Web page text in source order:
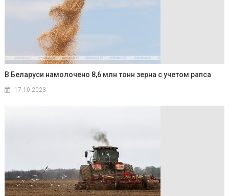
В Беларуси намолочено 8,6 млн тонн зерна с учетом рапса
17.10.2023